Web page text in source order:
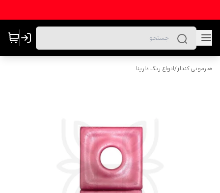
هارمونی کندلز/انواع رنگ دارینا